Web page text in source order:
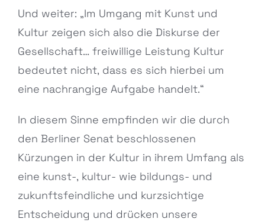
Und weiter: „Im Umgang mit Kunst und
Kultur zeigen sich also die Diskurse der
Gesellschaft… freiwillige Leistung Kultur
bedeutet nicht, dass es sich hierbei um
eine nachrangige Aufgabe handelt.“
In diesem Sinne empfinden wir die durch
den Berliner Senat beschlossenen
Kürzungen in der Kultur in ihrem Umfang als
eine kunst-, kultur- wie bildungs- und
zukunftsfeindliche und kurzsichtige
Entscheidung und drücken unsere